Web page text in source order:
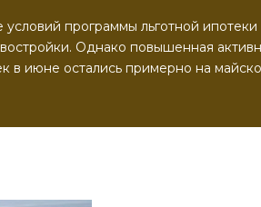
программы льготной ипотеки
Однако повышенная
в июне остались примерно на